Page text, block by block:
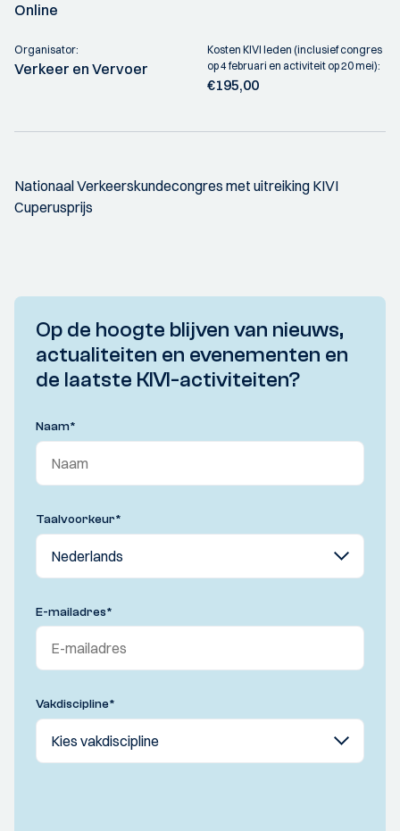
Online
Organisator:
Verkeer en Vervoer
Kosten KIVI leden (inclusief congres
op 4 februari en activiteit op 20 mei):
€195,00
Nationaal Verkeerskundecongres met uitreiking KIVI
Cuperusprijs
Op de hoogte blijven van nieuws,
actualiteiten en evenementen en
de laatste KIVI-activiteiten?
Naam*
Taalvoorkeur*
E-mailadres*
Vakdiscipline*